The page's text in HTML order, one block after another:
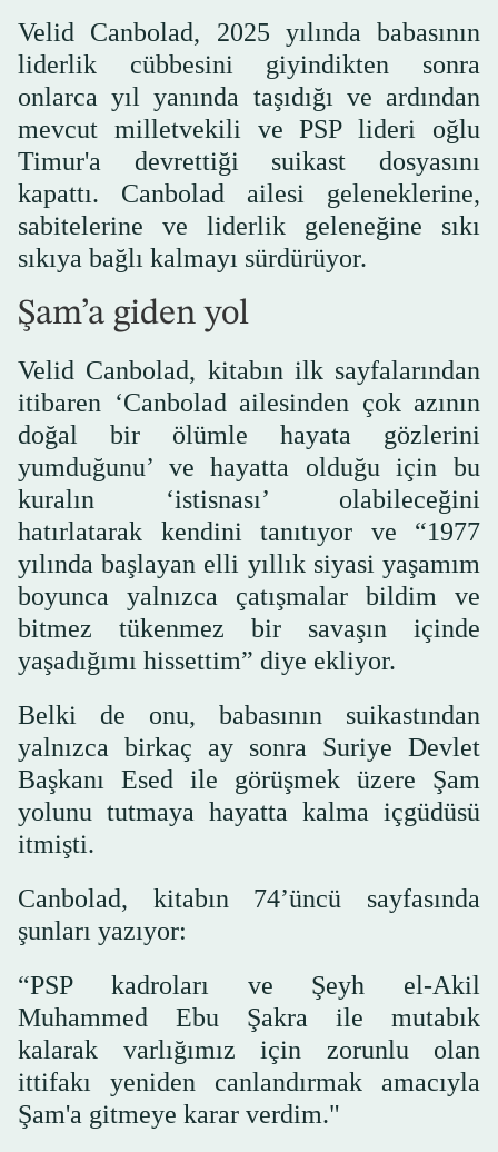
Velid Canbolad, 2025 yılında babasının
liderlik cübbesini giyindikten sonra
onlarca yıl yanında taşıdığı ve ardından
mevcut milletvekili ve PSP lideri oğlu
Timur'a devrettiği suikast dosyasını
kapattı. Canbolad ailesi geleneklerine,
sabitelerine ve liderlik geleneğine sıkı
sıkıya bağlı kalmayı sürdürüyor.
Şam’a giden yol
Velid Canbolad, kitabın ilk sayfalarından
itibaren ‘Canbolad ailesinden çok azının
doğal bir ölümle hayata gözlerini
yumduğunu’ ve hayatta olduğu için bu
kuralın ‘istisnası’ olabileceğini
hatırlatarak kendini tanıtıyor ve “1977
yılında başlayan elli yıllık siyasi yaşamım
boyunca yalnızca çatışmalar bildim ve
bitmez tükenmez bir savaşın içinde
yaşadığımı hissettim” diye ekliyor.
Belki de onu, babasının suikastından
yalnızca birkaç ay sonra Suriye Devlet
Başkanı Esed ile görüşmek üzere Şam
yolunu tutmaya hayatta kalma içgüdüsü
itmişti.
Canbolad, kitabın 74’üncü sayfasında
şunları yazıyor:
“PSP kadroları ve Şeyh el-Akil
Muhammed Ebu Şakra ile mutabık
kalarak varlığımız için zorunlu olan
ittifakı yeniden canlandırmak amacıyla
Şam'a gitmeye karar verdim."